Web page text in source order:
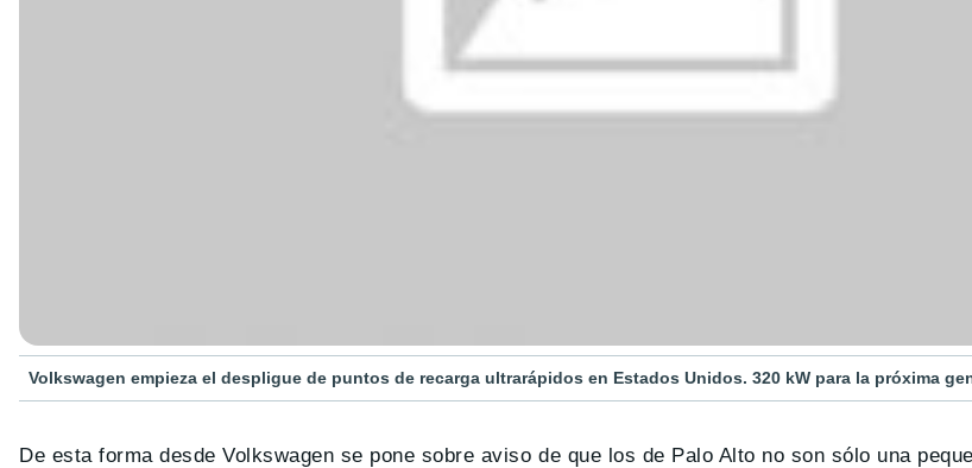
Volkswagen empieza el despligue de puntos de recarga ultrarápidos en Estados Unidos. 320 kW para la próxima
De esta forma desde Volkswagen se pone sobre aviso de que los de Palo Alto no son sólo una